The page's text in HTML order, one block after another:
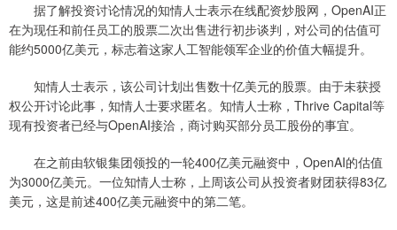
据了解投资讨论情况的知情人士表示在线配资炒股网，OpenAI正
在为现任和前任员工的股票二次出售进行初步谈判，对公司的估值可
能约5000亿美元，标志着这家人工智能领军企业的价值大幅提升。
知情人士表示，该公司计划出售数十亿美元的股票。由于未获授
权公开讨论此事，知情人士要求匿名。知情人士称，Thrive Capital等
现有投资者已经与OpenAI接洽，商讨购买部分员工股份的事宜。
在之前由软银集团领投的一轮400亿美元融资中，OpenAI的估值
为3000亿美元。一位知情人士称，上周该公司从投资者财团获得83亿
美元，这是前述400亿美元融资中的第二笔。